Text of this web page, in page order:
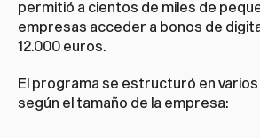
permitió a cientos de miles de
empresas acceder a bonos de
12.000 euros.
El programa se estructuró en
según el tamaño de la empresa: